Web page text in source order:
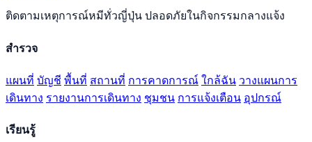
ติดตามเหตุการณ์หมีทั่วญี่ปุ่น ปลอดภัยในกิจกรรมกลางแจ้ง
สำรวจ
แผนที่ บัญชี พื้นที่ สถานที่ การคาดการณ์ใกล้ฉัน วางแผนการ
เดินทาง รายงานการเดินทาง ชุมชน การแจ้งเตือน อุปกรณ์
เรียนรู้